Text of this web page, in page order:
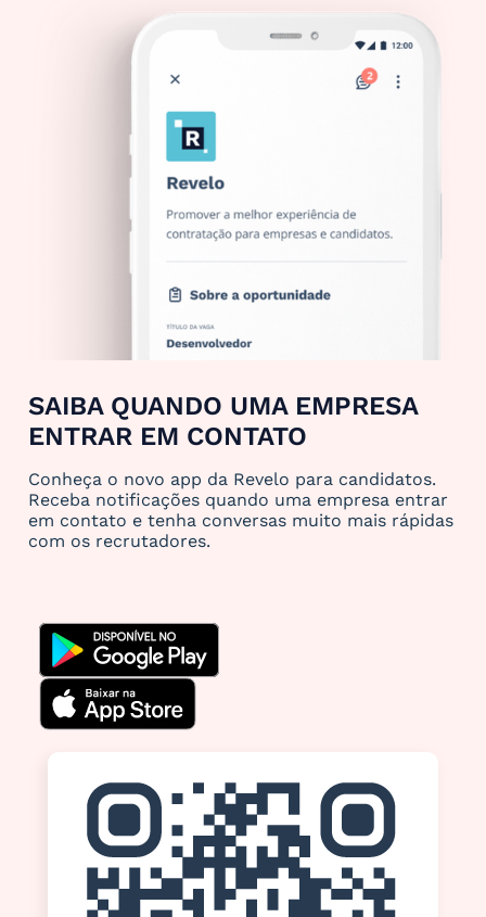
SAIBA QUANDO UMA EMPRESA
ENTRAR EM CONTATO
Conheça o novo app da Revelo para candidatos.
Receba notificações quando uma empresa entrar
em contato e tenha conversas muito mais rápidas
com os recrutadores.